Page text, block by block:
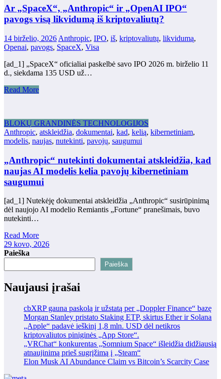
Ar „SpaceX“, „Anthropic“ ir „OpenAI IPO“
pavogs visą likvidumą iš kriptovaliutų?
14 birželio, 2026 Anthropic, IPO, iš, kriptovaliutų, likvidumą,
Openai, pavogs, SpaceX, Visa
[ad_1] „SpaceX“ oficialiai paskelbė savo IPO 2026 m. birželio 11
d., siekdama 135 USD už…
Read More
BLOKŲ GRANDINĖS TECHNOLOGIJOS
Anthropic, atskleidžia, dokumentai, kad, kelią, kibernetiniam,
modelis, naujas, nutekinti, pavojų, saugumui
„Anthropic“ nutekinti dokumentai atskleidžia, kad
naujas AI modelis kelia pavojų kibernetiniam
saugumui
[ad_1] Nutekėję dokumentai atskleidžia „Anthropic“ susirūpinimą
dėl naujojo AI modelio Remiantis „Fortune“ pranešimais, buvo
nutekinti…
Read More
29 kovo, 2026
Paieška
Paieška
Naujausi įrašai
cbXRP gauna paskolą ir užstatą per „Doppler Finance“ bazę
Morgan Stanley pristato Staking ETP, skirtus Ether ir Solana
„Apple“ padavė ieškinį 1,8 mln. USD dėl netikros
kriptovaliutos piniginės „App Store“.
„VRChat“ konkurentas „Somnium Space“ išleidžia didžiausią
atnaujinimą prieš sugrįžimą į „Steam“
Elon Musk AI Abundance Claim vs Bitcoin’s Scarcity Case